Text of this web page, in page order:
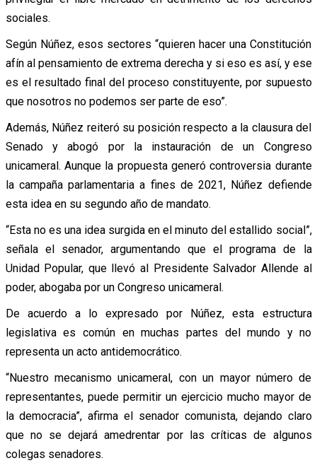
sociales.
Según Núñez, esos sectores “quieren hacer una Constitución
afín al pensamiento de extrema derecha y si eso es así, y ese
es el resultado final del proceso constituyente, por supuesto
que nosotros no podemos ser parte de eso”.
Además, Núñez reiteró su posición respecto a la clausura del
Senado y abogó por la instauración de un Congreso
unicameral. Aunque la propuesta generó controversia durante
la campaña parlamentaria a fines de 2021, Núñez defiende
esta idea en su segundo año de mandato.
“Esta no es una idea surgida en el minuto del estallido social”,
señala el senador, argumentando que el programa de la
Unidad Popular, que llevó al Presidente Salvador Allende al
poder, abogaba por un Congreso unicameral.
De acuerdo a lo expresado por Núñez, esta estructura
legislativa es común en muchas partes del mundo y no
representa un acto antidemocrático.
“Nuestro mecanismo unicameral, con un mayor número de
representantes, puede permitir un ejercicio mucho mayor de
la democracia”, afirma el senador comunista, dejando claro
que no se dejará amedrentar por las críticas de algunos
colegas senadores.